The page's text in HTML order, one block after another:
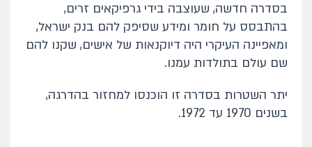
בסדרה חדשה, שעוצבה בידי גרפיקאים זרים,
בהתבסס על חומר ומידע שסיפק להם בנק ישראל,
ומאפיינה העיקרי היה דיוקנאות של אישים, שקנו להם
שם עולם בתולדות עמנו.
יתר השטרות בסדרה זו הוכנסו למחזור בהדרגה,
בשנים 1970 עד 1972.